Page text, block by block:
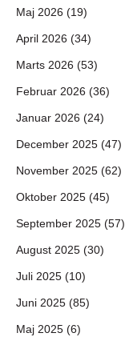
Maj 2026 (19)
April 2026 (34)
Marts 2026 (53)
Februar 2026 (36)
Januar 2026 (24)
December 2025 (47)
November 2025 (62)
Oktober 2025 (45)
September 2025 (57)
August 2025 (30)
Juli 2025 (10)
Juni 2025 (85)
Maj 2025 (6)